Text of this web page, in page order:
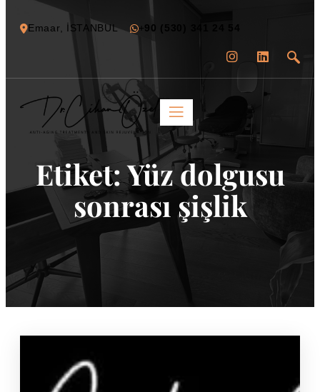
Emaar, İSTANBUL +90 (530) 341 24 54
Etiket:Yüz dolgusu
sonrası şişlik